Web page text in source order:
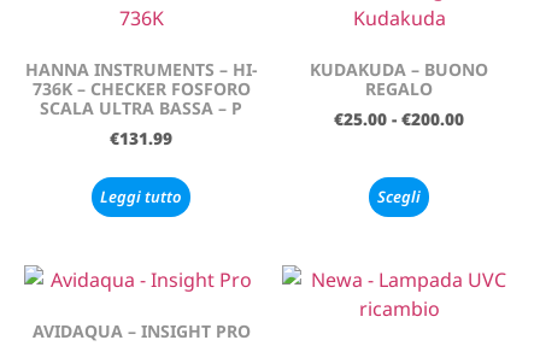
HANNA INSTRUMENTS – HI-
736K – CHECKER FOSFORO
SCALA ULTRA BASSA – P
€131.99
Leggi tutto
KUDAKUDA – BUONO
REGALO
€25.00 - €200.00
Scegli
AVIDAQUA – INSIGHT PRO